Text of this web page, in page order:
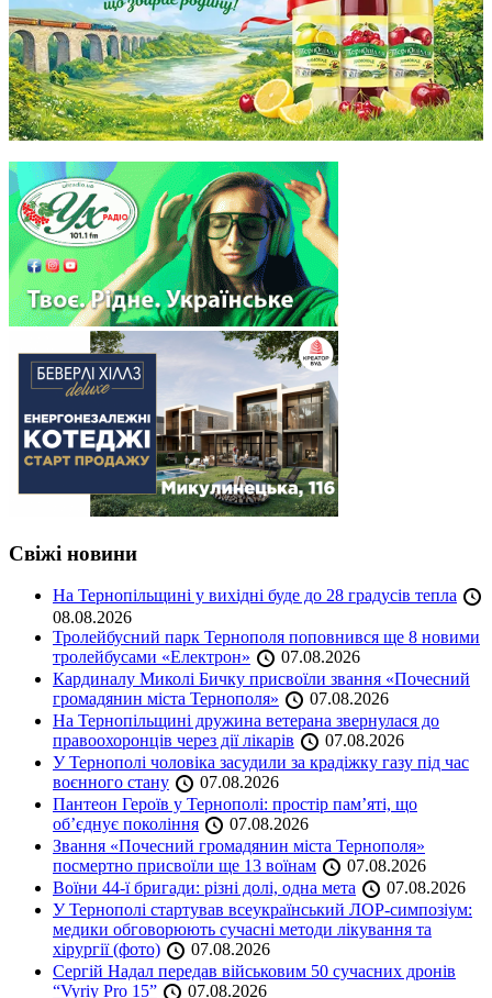
Свіжі новини
На Тернопільщині у вихідні буде до 28 градусів тепла
08.08.2026
Тролейбусний парк Тернополя поповнився ще 8 новими
тролейбусами «Електрон»
07.08.2026
Кардиналу Миколі Бичку присвоїли звання «Почесний
громадянин міста Тернополя»
07.08.2026
На Тернопільщині дружина ветерана звернулася до
правоохоронців через дії лікарів
07.08.2026
У Тернополі чоловіка засудили за крадіжку газу під час
воєнного стану
07.08.2026
Пантеон Героїв у Тернополі: простір пам’яті, що
об’єднує покоління
07.08.2026
Звання «Почесний громадянин міста Тернополя»
посмертно присвоїли ще 13 воїнам
07.08.2026
Воїни 44-ї бригади: різні долі, одна мета
07.08.2026
У Тернополі стартував всеукраїнський ЛОР-симпозіум:
медики обговорюють сучасні методи лікування та
хірургії (фото)
07.08.2026
Сергій Надал передав військовим 50 сучасних дронів
“Vyriy Pro 15”
07.08.2026